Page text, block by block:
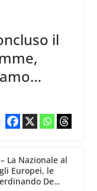
il
La Nazionale al
Europei, le
De